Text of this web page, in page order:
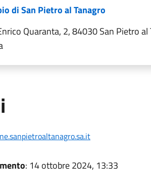
di San Pietro al Tanagro
Quaranta, 2, 84030 San Pietro al
: 14 ottobre 2024, 13:33